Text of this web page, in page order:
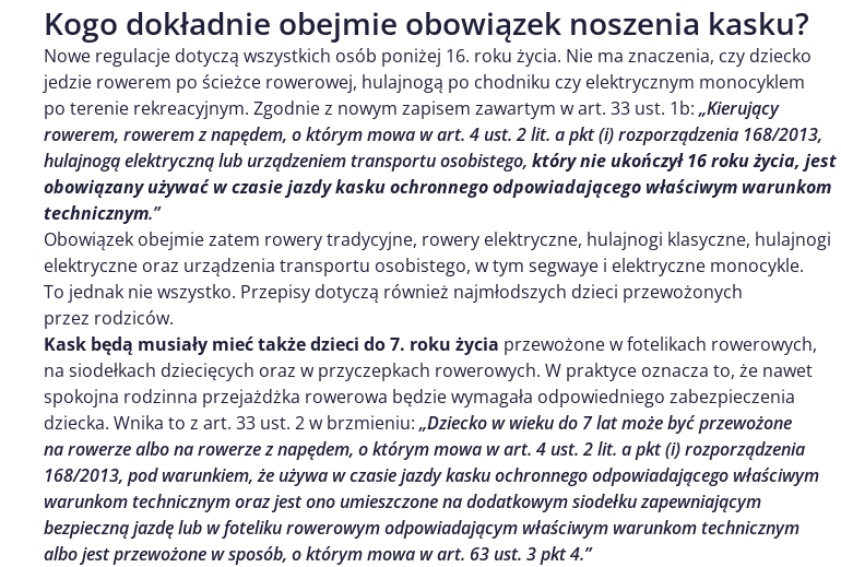
Kogo dokładnie obejmie obowiązek noszenia kasku?
Nowe regulacje dotyczą wszystkich osób poniżej 16. roku życia. Nie ma znaczenia, czy dziecko
jedzie rowerem po ścieżce rowerowej, hulajnogą po chodniku czy elektrycznym monocyklem
po terenie rekreacyjnym. Zgodnie z nowym zapisem zawartym w art. 33 ust. 1b: „Kierujący
rowerem, rowerem z napędem, o którym mowa w art. 4 ust. 2 lit. a pkt (i) rozporządzenia 168/2013,
hulajnogą elektryczną lub urządzeniem transportu osobistego, który nie ukończył 16 roku życia, jest
obowiązany używać w czasie jazdy kasku ochronnego odpowiadającego właściwym warunkom
technicznym.”
Obowiązek obejmie zatem rowery tradycyjne, rowery elektryczne, hulajnogi klasyczne, hulajnogi
elektryczne oraz urządzenia transportu osobistego, w tym segwaye i elektryczne monocykle.
To jednak nie wszystko. Przepisy dotyczą również najmłodszych dzieci przewożonych
przez rodziców.
Kask będą musiały mieć także dzieci do 7. roku życia przewożone w fotelikach rowerowych,
na siodełkach dziecięcych oraz w przyczepkach rowerowych. W praktyce oznacza to, że nawet
spokojna rodzinna przejażdżka rowerowa będzie wymagała odpowiedniego zabezpieczenia
dziecka. Wnika to z art. 33 ust. 2 w brzmieniu: „Dziecko w wieku do 7 lat może być przewożone
na rowerze albo na rowerze z napędem, o którym mowa w art. 4 ust. 2 lit. a pkt (i) rozporządzenia
168/2013, pod warunkiem, że używa w czasie jazdy kasku ochronnego odpowiadającego właściwym
warunkom technicznym oraz jest ono umieszczone na dodatkowym siodełku zapewniającym
bezpieczną jazdę lub w foteliku rowerowym odpowiadającym właściwym warunkom technicznym
albo jest przewożone w sposób, o którym mowa w art. 63 ust. 3 pkt 4.”